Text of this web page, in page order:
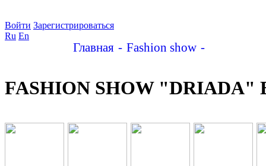
Войти Зарегистрироваться
Ru En
Главная Fashion show
FASHION SHOW "DRIADA"